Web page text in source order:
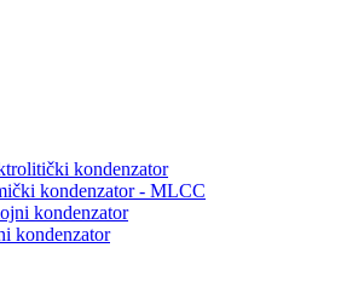
kondenzator
kondenzator - MLCC
kondenzator
kondenzator